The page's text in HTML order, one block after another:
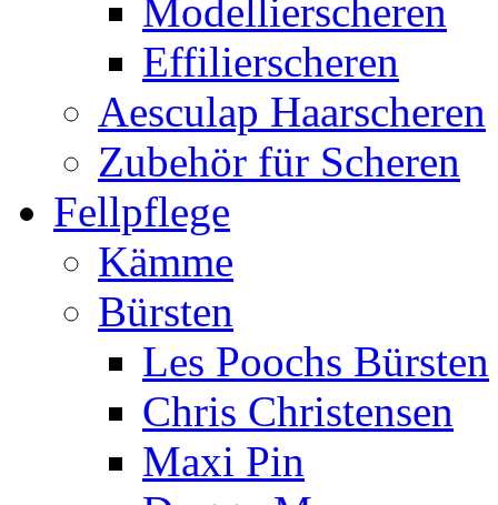
Modellierscheren
Effilierscheren
Aesculap Haarscheren
Zubehör für Scheren
Fellpflege
Kämme
Bürsten
Les Poochs Bürsten
Chris Christensen
Maxi Pin